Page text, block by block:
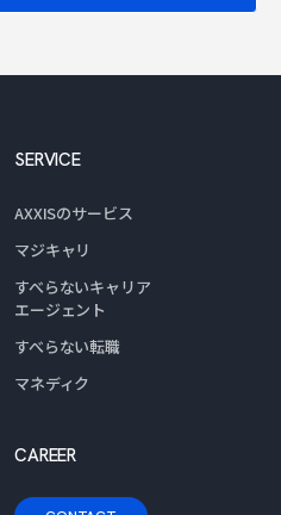
SERVICE
AXXISのサービス
マジキャリ
すべらないキャリア
エージェント
すべらない転職
マネディク
CAREER